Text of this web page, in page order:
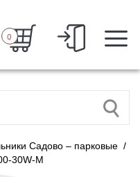
0
Садово – парковые /
30W-M